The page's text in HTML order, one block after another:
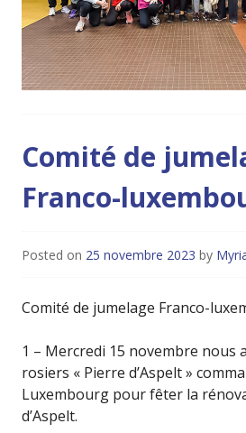
Comité de
Franco-
Posted on 25 novembre 2023 by
Comité de jumelage Franco-
1 – Mercredi 15 novembre nous
rosiers « Pierre d’Aspelt »
Luxembourg pour fêter la
d’Aspelt.